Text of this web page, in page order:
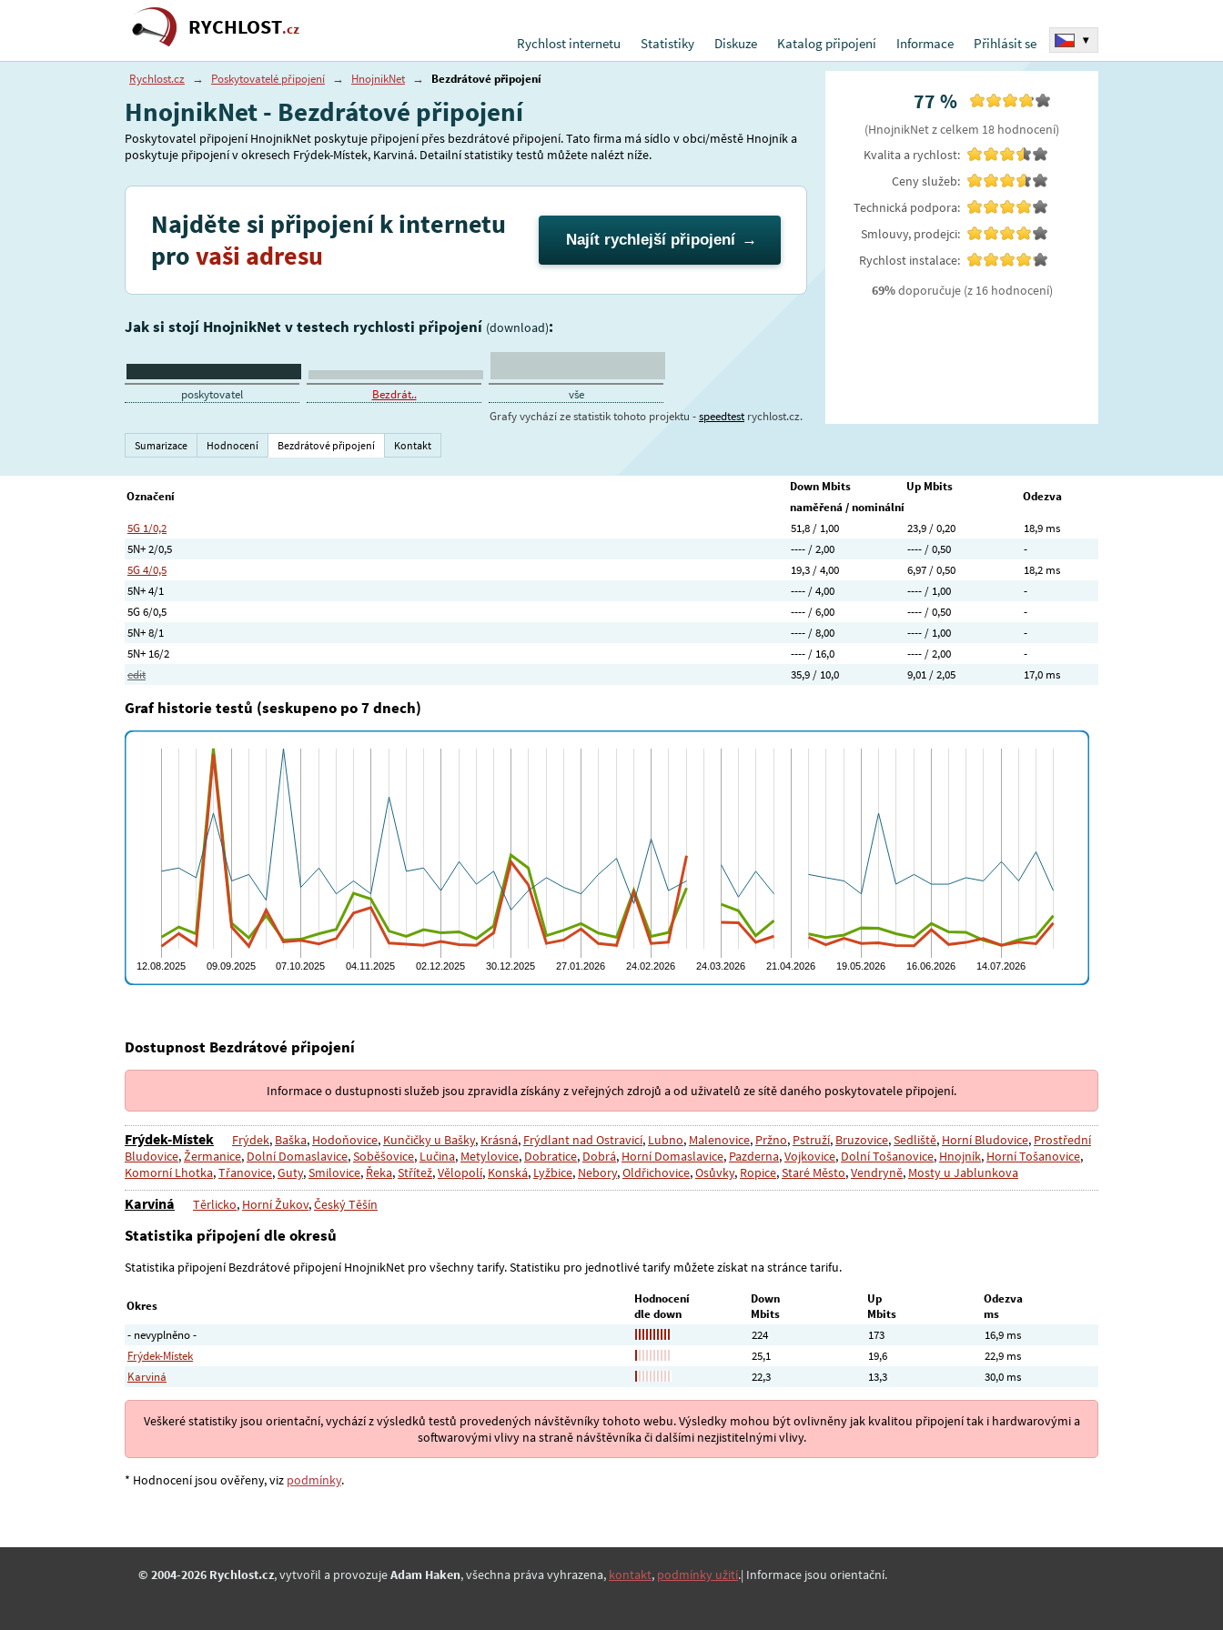
RYCHLOST.cz
Rychlost internetu
Statistiky Diskuze Katalog připojení Informace Přihlásit se ▾
Rychlost.cz → Poskytovatelé připojení → HnojnikNet → Bezdrátové připojení
HnojnikNet - Bezdrátové připojení
Poskytovatel připojení HnojnikNet poskytuje připojení přes bezdrátové připojení. Tato firma má sídlo v obci/městě Hnojník a
poskytuje připojení v okresech Frýdek-Místek, Karviná. Detailní statistiky testů můžete nalézt níže.
Najděte si připojení k internetu
provaši adresu Najít rychlejší připojení
Jak si stojí HnojnikNet v testech rychlosti připojení (download):
poskytovatel Bezdrát..
vše
Grafy vychází ze statistik tohoto projektu -speedtestrychlost.cz.
77 %
(HnojnikNetz celkem 18 hodnocení)
Kvalita a rychlost:
Ceny služeb:
Technická podpora:
Smlouvy, prodejci:
Rychlost instalace:
69%doporučuje(z 16 hodnocení)
Sumarizace Hodnocení Bezdrátové připojení Kontakt
Označení
Down Mbits Up Mbits
Odezva
naměřená / nominální
5G 1/0,2
51,8 / 1,00 23,9 / 0,20
18,9 ms
5N+ 2/0,5
---- / 2,00 ---- / 0,50
-
5G 4/0,5
19,3 / 4,00 6,97 / 0,50
18,2 ms
5N+ 4/1
---- / 4,00 ---- / 1,00
-
5G 6/0,5
---- / 6,00 ---- / 0,50
-
5N+ 8/1
---- / 8,00 ---- / 1,00
-
5N+ 16/2
---- / 16,0 ---- / 2,00
-
edit
35,9 / 10,0 9,01 / 2,05 17,0 ms
Graf historie testů (seskupeno po 7 dnech)
Dostupnost Bezdrátové připojení
Informace o dustupnosti služeb jsou zpravidla získány z veřejných zdrojů a od uživatelů ze sítě daného poskytovatele připojení.
Frýdek-Místek Frýdek, Baška, Hodoňovice, Kunčičky u Bašky, Krásná, Frýdlant nad Ostravicí, Lubno, Malenovice, Pržno, Pstruží, Bruzovice,Sedliště, Horní Bludovice, Prostřední
Bludovice,Žermanice, Dolní Domaslavice,Soběšovice, Lučina, Metylovice, Dobratice, Dobrá, Horní Domaslavice, Pazderna,Vojkovice, Dolní Tošanovice, Hnojník, Horní Tošanovice,
Komorní Lhotka,Třanovice,Guty,Smilovice, Řeka,Střítež,Vělopolí, Konská, Lyžbice, Nebory,Oldřichovice,Osůvky, Ropice,Staré Město,Vendryně, Mosty u Jablunkova
Karviná Těrlicko, Horní Žukov,Český Těšín
Statistika připojení dle okresů
Statistika připojení Bezdrátové připojení HnojnikNet pro všechny tarify. Statistiku pro jednotlivé tarify můžete získat na stránce tarifu.
Okres
Hodnocení
dle down
Down
Mbits
Up
Mbits
Odezva
ms
- nevyplněno -
224 173
16,9 ms
Frýdek-Místek
25,1 19,6
22,9 ms
Karviná
22,3 13,3 30,0 ms
Veškeré statistiky jsou orientační, vychází z výsledků testů provedených návštěvníky tohoto webu. Výsledky mohou být ovlivněny jak kvalitou připojení tak i hardwarovými a
softwarovými vlivy na straně návštěvníka či dalšími nezjistitelnými vlivy.
* Hodnocení jsou ověřeny, viz podmínky.
© 2004-2026 Rychlost.cz, vytvořil a provozujeAdam Haken, všechna práva vyhrazena, kontakt, podmínky užití.| Informace jsou orientační.